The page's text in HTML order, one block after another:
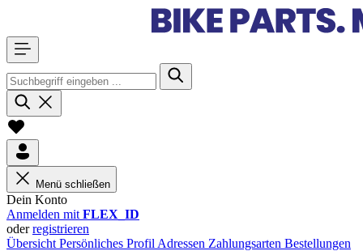
Menü schließen
Dein Konto
Anmelden mit FLEX_ID
oderregistrieren
Übersicht Persönliches Profil Adressen Zahlungsarten Bestellungen